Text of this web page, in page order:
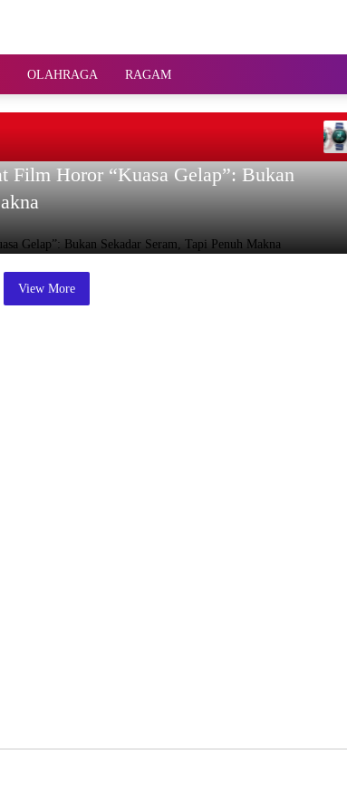
OLAHRAGA RAGAM
Film Horor “Kuasa Gelap”: Bukan
View More